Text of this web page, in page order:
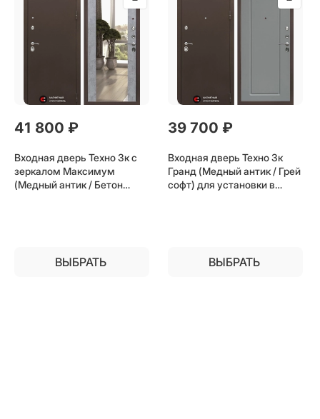
41 800 ₽
Входная дверь Техно 3к с
зеркалом Максимум
(Медный антик / Бетон
ВЫБРАТЬ
39 700 ₽
Входная дверь Техно 3к
Гранд (Медный антик / Грей
софт) для установки в
ВЫБРАТЬ